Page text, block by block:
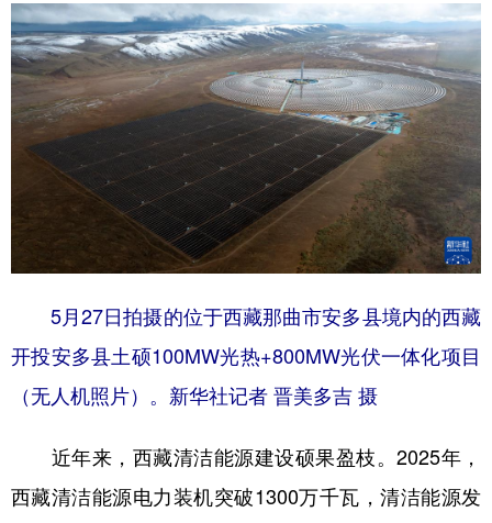
推广信息
5月27日拍摄的位于西藏那曲市安多县境内的西藏
开投安多县土硕100MW光热+800MW光伏一体化项目
（无人机照片）。新华社记者 晋美多吉 摄
近年来，西藏清洁能源建设硕果盈枝。2025年，
西藏清洁能源电力装机突破1300万千瓦，清洁能源发